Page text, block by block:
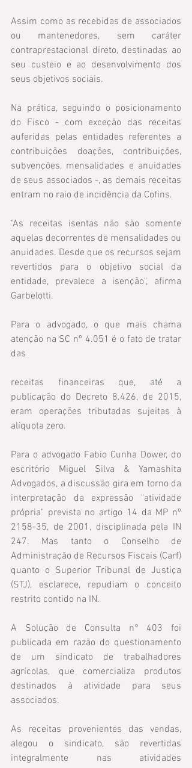
Assim como as recebidas de associados
ou mantenedores, sem caráter
contraprestacional direto, destinadas ao
seu custeio e ao desenvolvimento dos
seus objetivos sociais.
Na prática, seguindo o posicionamento
do Fisco - com exceção das receitas
auferidas pelas entidades referentes a
contribuições doações, contribuições,
subvenções, mensalidades e anuidades
de seus associados -, as demais receitas
entram no raio de incidência da Cofins.
"As receitas isentas não são somente
aquelas decorrentes de mensalidades ou
anuidades. Desde que os recursos sejam
revertidos para o objetivo social da
entidade, prevalece a isenção", afirma
Garbelotti.
Para o advogado, o que mais chama
atenção na SC nº 4.051 é o fato de tratar
das
receitas financeiras que, até a
publicação do Decreto 8.426, de 2015,
eram operações tributadas sujeitas à
alíquota zero.
Para o advogado Fabio Cunha Dower, do
escritório Miguel Silva & Yamashita
Advogados, a discussão gira em torno da
interpretação da expressão "atividade
própria" prevista no artigo 14 da MP nº
2158-35, de 2001, disciplinada pela IN
247. Mas tanto o Conselho de
Administração de Recursos Fiscais (Carf)
quanto o Superior Tribunal de Justiça
(STJ), esclarece, repudiam o conceito
restrito contido na IN.
A Solução de Consulta n° 403 foi
publicada em razão do questionamento
de um sindicato de trabalhadores
agrícolas, que comercializa produtos
destinados à atividade para seus
associados.
As receitas provenientes das vendas,
alegou o sindicato, são revertidas
integralmente nas atividades